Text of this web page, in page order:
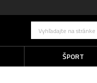
Vyhľadajte na stránke
ŠPORT